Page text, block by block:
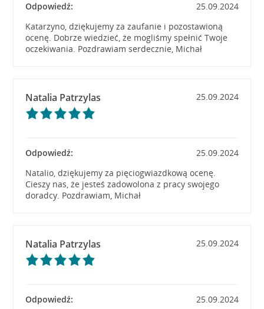
Odpowiedź:
25.09.2024
Katarzyno, dziękujemy za zaufanie i pozostawioną
ocenę. Dobrze wiedzieć, że mogliśmy spełnić Twoje
oczekiwania. Pozdrawiam serdecznie, Michał
Natalia Patrzylas 25.09.2024
Odpowiedź:
25.09.2024
Natalio, dziękujemy za pięciogwiazdkową ocenę.
Cieszy nas, że jesteś zadowolona z pracy swojego
doradcy. Pozdrawiam, Michał
Natalia Patrzylas 25.09.2024
Odpowiedź:
25.09.2024